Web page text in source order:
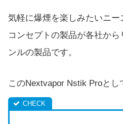
気軽に爆煙を楽しみたいニ
コンセプトの製品が各社か
ンルの製品です。
このNextvapor Nstik Proとし